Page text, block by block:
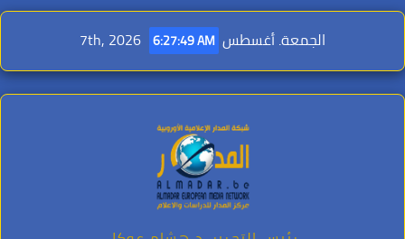
Skip
content
الجمعة. أغسطس 7th, 2026 6:27:50 AM